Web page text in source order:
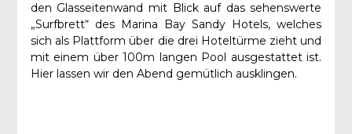
den Glasseitenwand mit Blick auf das sehenswerte
„Surfbrett“ des Marina Bay Sandy Hotels, welches
sich als Plattform über die drei Hoteltürme zieht und
mit einem über 100m langen Pool ausgestattet ist.
Hier lassen wir den Abend gemütlich ausklingen.